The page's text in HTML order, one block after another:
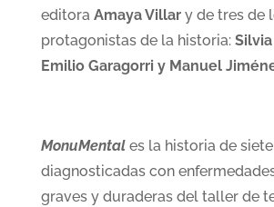
editora Amaya Villary de tres de
protagonistas de la historia:
Emilio Garagorri y Manuel
MonuMental es la historia de
diagnosticadas con
graves y duraderas del taller de